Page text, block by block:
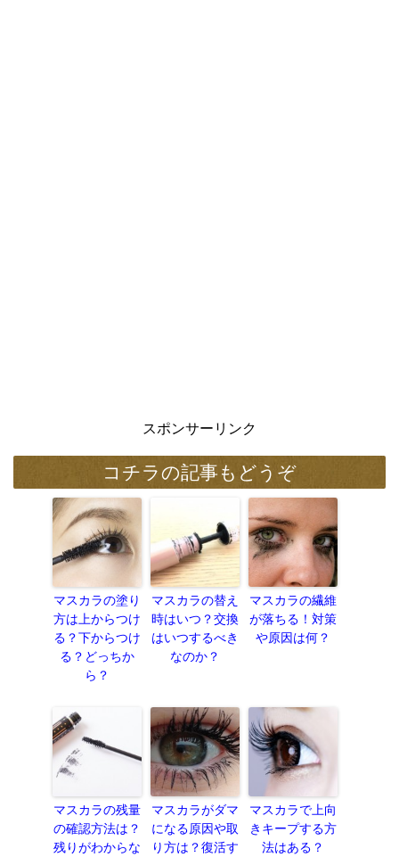
スポンサーリンク
コチラの記事もどうぞ
マスカラの塗り
方は上からつけ
る？下からつけ
る？どっちか
ら？
マスカラの替え
時はいつ？交換
はいつするべき
なのか？
マスカラの繊維
が落ちる！対策
や原因は何？
マスカラの残量
の確認方法は？
残りがわからな
マスカラがダマ
になる原因や取
り方は？復活す
マスカラで上向
きキープする方
法はある？